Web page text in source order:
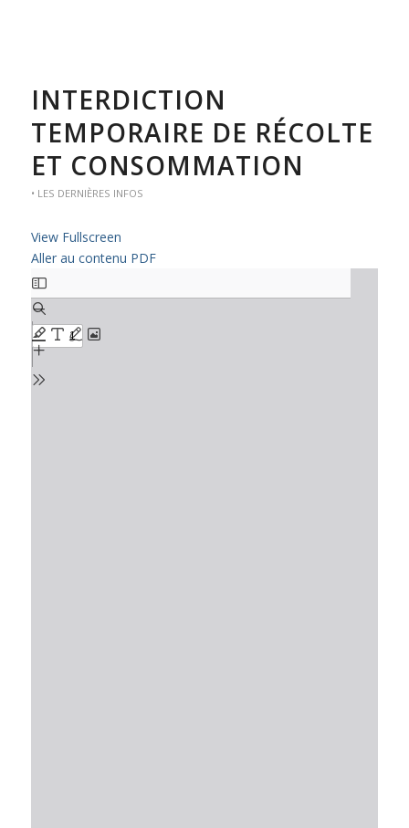
INTERDICTION
TEMPORAIRE DE RÉCOLTE
ET CONSOMMATION
• LES DERNIÈRES INFOS
View Fullscreen
Aller au contenu PDF